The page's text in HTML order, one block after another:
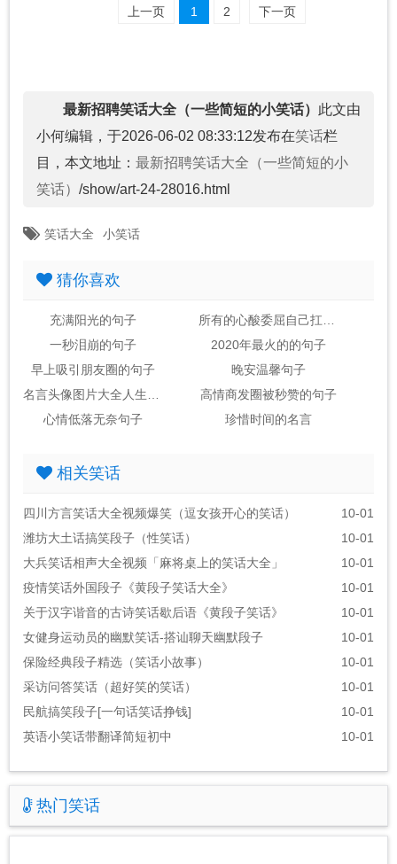
上一页 1 2 下一页
最新招聘笑话大全（一些简短的小笑话） 此文由
小何编辑，于2026-06-02 08:33:12发布在笑话栏
目，本文地址： 最新招聘笑话大全（一些简短的小
笑话） /show/art-24-28016.html
笑话大全 小笑话
猜你喜欢
充满阳光的句子
所有的心酸委屈自己扛的句子
一秒泪崩的句子
2020年最火的的句子
早上吸引朋友圈的句子
晚安温馨句子
名言头像图片大全人生感悟
高情商发圈被秒赞的句子
心情低落无奈句子
珍惜时间的名言
相关笑话
四川方言笑话大全视频爆笑（逗女孩开心的笑话）
10-01
潍坊大土话搞笑段子（性笑话）
10-01
大兵笑话相声大全视频「麻将桌上的笑话大全」
10-01
疫情笑话外国段子《黄段子笑话大全》
10-01
关于汉字谐音的古诗笑话歇后语《黄段子笑话》
10-01
女健身运动员的幽默笑话-搭讪聊天幽默段子
10-01
保险经典段子精选（笑话小故事）
10-01
采访问答笑话（超好笑的笑话）
10-01
民航搞笑段子[一句话笑话挣钱]
10-01
英语小笑话带翻译简短初中
10-01
热门笑话